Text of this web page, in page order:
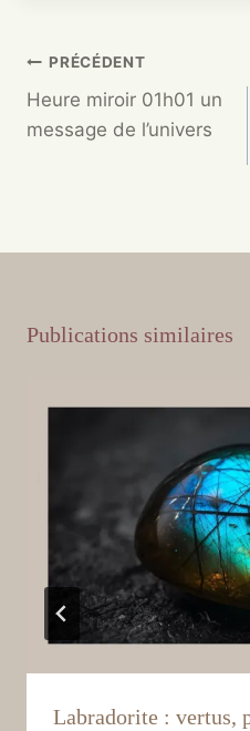
PRÉCÉDENT
Heure miroir 01h01 un
message de l’univers
Publications similaires
Labradorite : vertus,